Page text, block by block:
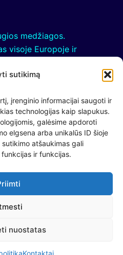
sutikimą
įrenginio informacijai saugoti ir
technologijas kaip slapukus.
galėsime apdoroti
elgsena arba unikalūs ID šioje
atšaukimas gali
ir funkcijas.
nuostatas
Kontaktai
medžiagos.
visoje Europoje ir
produktai jūsų
su OralCare.lt – ženkite
ir sveikos šypsenos!
įmonės kodas: 307535898,
g. 53-3, LT-09306,
, email:
Oral Care